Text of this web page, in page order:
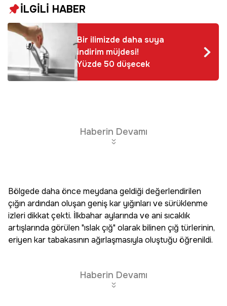
İLGİLİ HABER
Bir ilimizde daha suya
indirim müjdesi!
Yüzde 50 düşecek
Haberin Devamı
Bölgede daha önce meydana geldiği değerlendirilen
çığın ardından oluşan geniş kar yığınları ve sürüklenme
izleri dikkat çekti. İlkbahar aylarında ve ani sıcaklık
artışlarında görülen "ıslak çığ" olarak bilinen çığ türlerinin,
eriyen kar tabakasının ağırlaşmasıyla oluştuğu öğrenildi.
Haberin Devamı